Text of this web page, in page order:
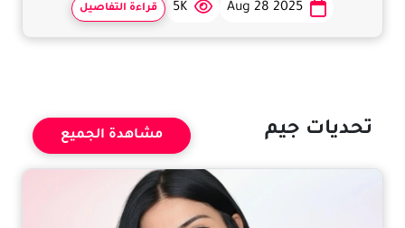
Aug 28 2025
5K قراءة التفاصيل
تحديات جيم مشاهدة الجميع